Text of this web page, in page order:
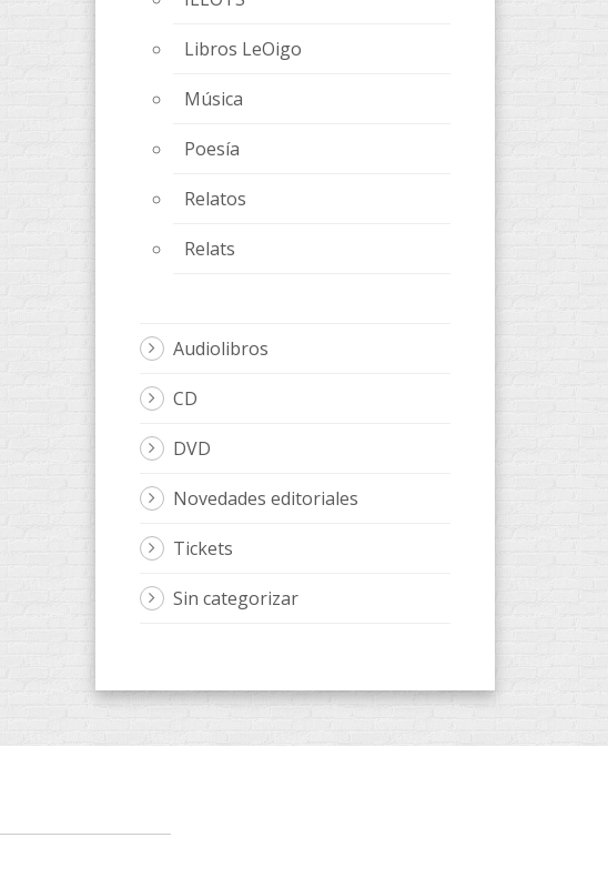
Libros LeOigo
Música
Poesía
Relatos
Relats
Audiolibros
CD
DVD
Novedades editoriales
Tickets
Sin categorizar